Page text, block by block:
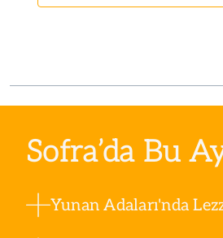
Sofra’da Bu
Yunan Adaları'nda